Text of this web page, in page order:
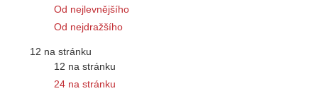
Od nejlevnějšího
Od nejdražšího
12 na stránku
12 na stránku
24 na stránku